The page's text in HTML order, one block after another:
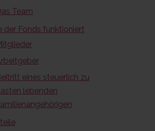
Team
der Fonds funktioniert
eines steuerlich zu
lebenden